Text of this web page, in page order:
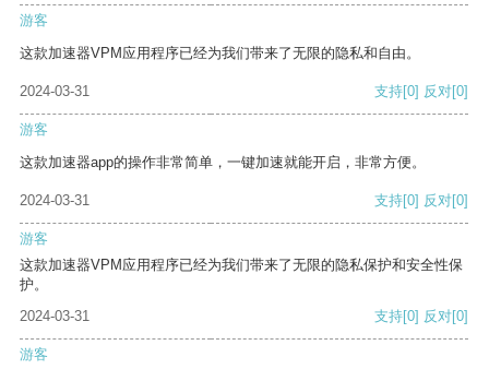
游客
这款加速器VPM应用程序已经为我们带来了无限的隐私和自由。
2024-03-31 支持[0] 反对[0]
游客
这款加速器app的操作非常简单，一键加速就能开启，非常方便。
2024-03-31 支持[0] 反对[0]
游客
这款加速器VPM应用程序已经为我们带来了无限的隐私保护和安全性保
护。
2024-03-31
支持[0] 反对[0]
游客